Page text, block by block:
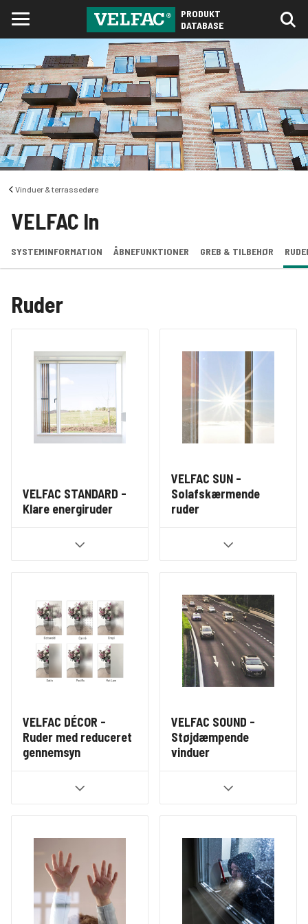
PRODUKT
DATABASE
Vinduer & terrassedøre
VELFAC In
SYSTEMINFORMATION ÅBNEFUNKTIONER GREB & TILBEHØR
Ruder
VELFAC STANDARD -
Klare energiruder
VELFAC SUN -
Solafskærmende
ruder
VELFAC DÉCOR -
Ruder med reduceret
gennemsyn
VELFAC SOUND -
Støjdæmpende
vinduer